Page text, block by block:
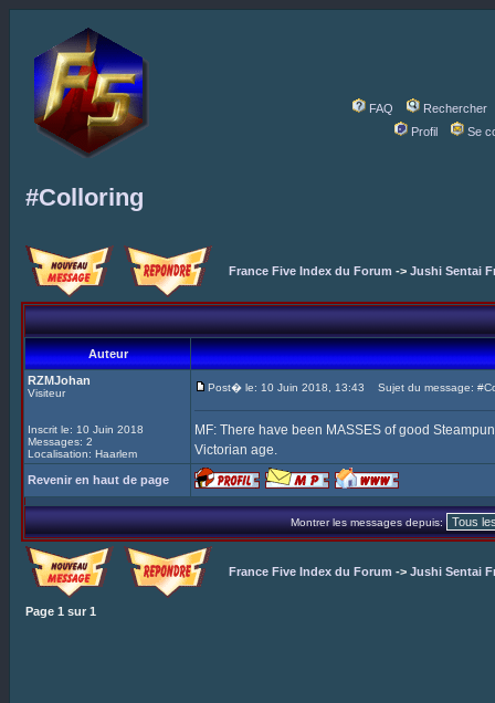
FAQ
Rechercher
Profil
Se
#Colloring
France Five Index du Forum -> Jushi Sentai
Auteur
RZMJohan
Visiteur
Inscrit le: 10 Juin 2018
Messages: 2
Localisation: Haarlem
Post� le: 10 Juin 2018, 13:43 Sujet du message:
MF: There have been MASSES of good
Victorian age.
Revenir en haut de page
Montrer les messages depuis:
France Five Index du Forum -> Jushi Sentai
Page 1 sur 1